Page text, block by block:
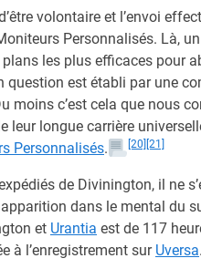
volontaire et l’envoi
Personnalisés. Là,
les plus efficaces pour
est établi par une
moins c’est cela que nous
leur longue carrière
Personnalisés. [20] [21]
de Divinington, il ne
dans le mental du
et Urantia est de 117
à l’enregistrement sur Uversa.